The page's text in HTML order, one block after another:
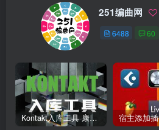
251编曲网
6488 60
Kontakt入库工具 康泰克入库教程